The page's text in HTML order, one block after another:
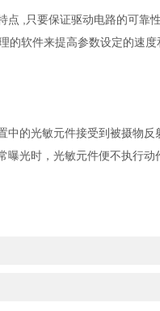
,只要保证驱动电路的可靠
软件来提高参数设定的速
光敏元件接受到被摄物反
光时，光敏元件便不执行